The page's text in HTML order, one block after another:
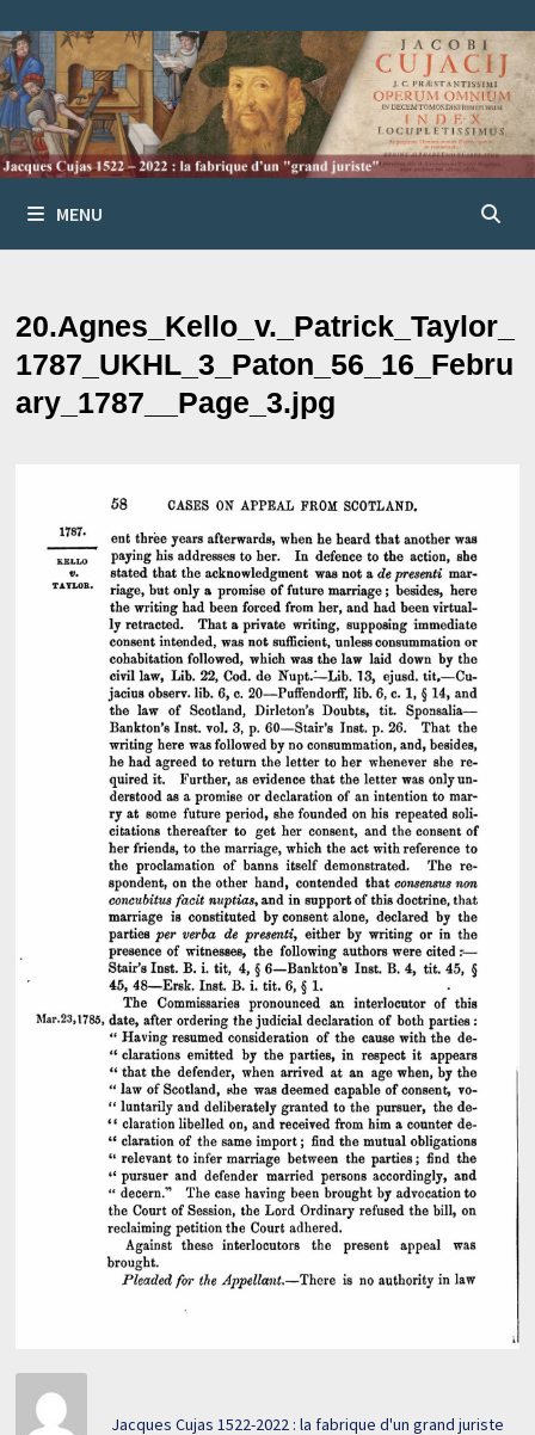
au
contenu
MENU
20.Agnes_Kello_v._Patrick_Taylor_
1787_UKHL_3_Paton_56_16_Febru
ary_1787__Page_3.jpg
Jacques Cujas 1522-2022 : la fabrique d'un grand juriste